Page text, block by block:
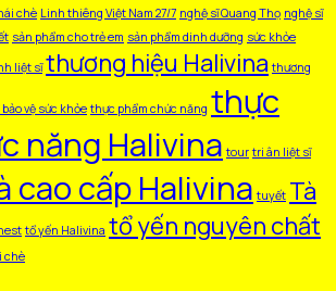
chè Linh thiêng Việt Nam 27/7 nghệ sĩ Quang Thọ nghệ sĩ
sản phẩm cho trẻ em sản phẩm dinh dưỡng sức khỏe
liệt sĩ thương hiệu Halivina thương
vệ sức khỏe thực phẩm chức năng thực
năng Halivina tour tri ân liệt sĩ
cao cấp Halivina tuyết Tà
tổ yến Halivina tổ yến nguyên chất
chè